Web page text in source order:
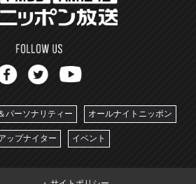
パーソナリティー オールナイトニッポン
ップナイター イベント